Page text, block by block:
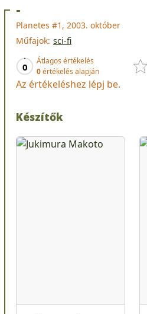
-
Planetes #1, 2003. október
Műfajok: sci-fi
0
Átlagos értékelés
0értékelés alapján
Az értékeléshez lépj be.
Készítők